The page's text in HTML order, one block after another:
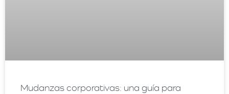
Mudanzas corporativas: una guía para